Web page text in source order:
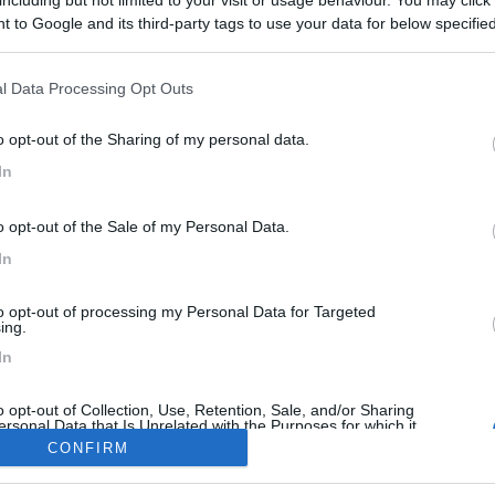
to Google and its third-party tags to use your data for below
Data Processing Opt Outs
opt-out of the Sharing of my personal data.
opt-out of the Sale of my Personal Data.
opt-out of processing my Personal Data for Targeted
opt-out of Collection, Use, Retention, Sale, and/or Sharing
Data that Is Unrelated with the Purposes for which it
CONFIRM
qualcuno ne conosce
Meccanica Cellula Accessori Eventi Leggi
Radiatorista dintorni Siviglia o Marocco Atlantico
tempismo perfetto, in
Oggi alle 07:30 sicce Ieri